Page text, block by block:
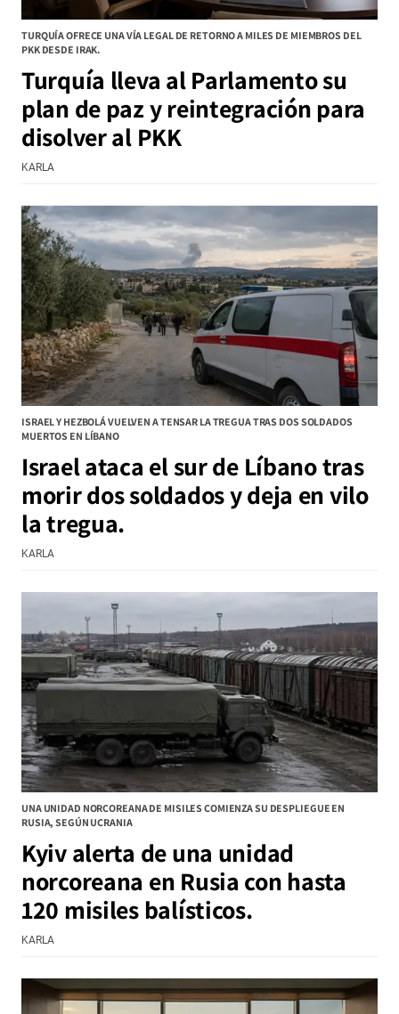
TURQUÍA OFRECE UNA VÍA LEGAL DE RETORNO A MILES DE MIEMBROS DEL
PKK DESDE IRAK.
Turquía lleva al Parlamento su
plan de paz y reintegración para
disolver al PKK
KARLA
ISRAEL Y HEZBOLÁ VUELVEN A TENSAR LA TREGUA TRAS DOS SOLDADOS
MUERTOS EN LÍBANO
Israel ataca el sur de Líbano tras
morir dos soldados y deja en vilo
la tregua.
KARLA
UNA UNIDAD NORCOREANA DE MISILES COMIENZA SU DESPLIEGUE EN
RUSIA, SEGÚN UCRANIA
Kyiv alerta de una unidad
norcoreana en Rusia con hasta
120 misiles balísticos.
KARLA